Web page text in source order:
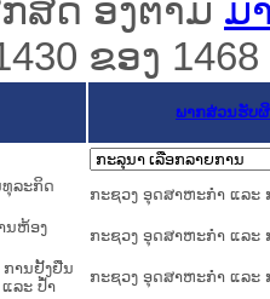
ສິດ ອີງຕາມ ມ
ຂອງ
ພາກສ່ວນຮັບ
ລະກິດ
ກະຊວງ ອຸດສາຫະກຳ ແລະ
ນຫ້ອງ
ກະຊວງ ອຸດສາຫະກຳ ແລະ
ານຢັ້ງຢືນ
ລະ ປ້ຳ
ກະຊວງ ອຸດສາຫະກຳ ແລະ